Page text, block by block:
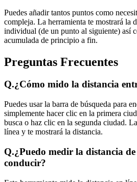
Puedes añadir tantos puntos como
compleja. La herramienta te mostrará la
individual (de un punto al siguiente) así
acumulada de principio a fin.
Preguntas Frecuentes
Q.¿Cómo mido la distancia
Puedes usar la barra de búsqueda para
simplemente hacer clic en la primera
busca o haz clic en la segunda ciudad.
línea y te mostrará la distancia.
Q.¿Puedo medir la distancia
conducir?